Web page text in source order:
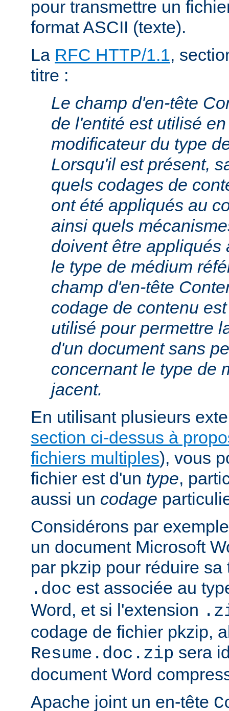
pour transmettre un
format ASCII (texte).
La RFC HTTP/1.1,
titre :
Le champ d'en-tête
de l'entité est utilisé
modificateur du type
Lorsqu'il est présent,
quels codages de
ont été appliqués au
ainsi quels
doivent être appliqués
le type de médium
champ d'en-tête
codage de contenu
utilisé pour permettre
d'un document sans
concernant le type de
jacent.
En utilisant plusieurs
section ci-dessus à
fichiers multiples), vous
fichier est d'un type,
aussi un codage
Considérons par
un document Microsoft
par pkzip pour réduire
.doc est associée au
Word, et si l'extension
codage de fichier pkzip,
Resume.doc.zip sera
document Word
Apache joint un en-tête